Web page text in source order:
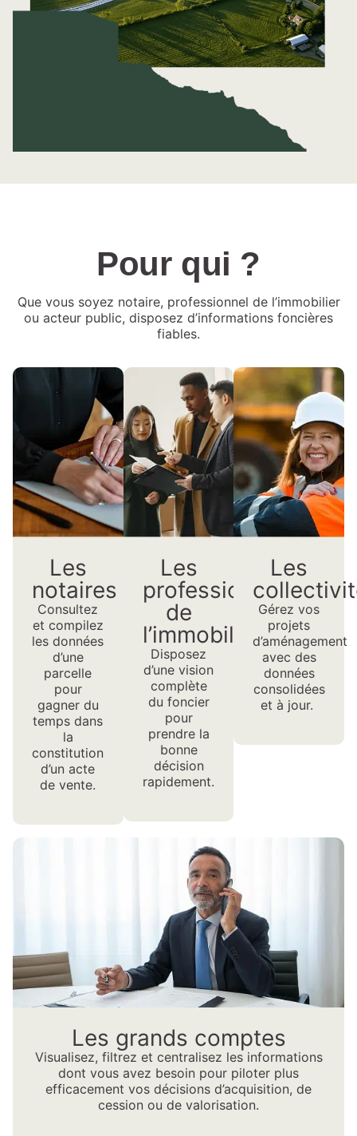
Pour qui ?
Que vous soyez notaire, professionnel de l’immobilier
ou acteur public, disposez d’informations foncières
fiables.
Les
notaires
Consultez
et compilez
les données
d’une
parcelle
pour
gagner du
temps dans
la
constitution
d’un acte
de vente.
Les
professionnels
de
l’immobilier
Disposez
d’une vision
complète
du foncier
pour
prendre la
bonne
décision
rapidement.
Les
Gérez vos
projets
d’aménagement
avec des
données
consolidées
et à jour.
Les grands comptes
Visualisez, filtrez et centralisez les informations
dont vous avez besoin pour piloter plus
efficacement vos décisions d’acquisition, de
cession ou de valorisation.